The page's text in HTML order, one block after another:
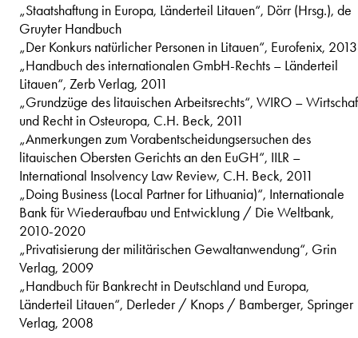
„Staatshaftung in Europa, Länderteil Litauen“, Dörr (Hrsg.), de
Gruyter Handbuch
„Der Konkurs natürlicher Personen in Litauen“, Eurofenix, 2013
„Handbuch des internationalen GmbH-Rechts – Länderteil
Litauen“, Zerb Verlag, 2011
„Grundzüge des litauischen Arbeitsrechts“, WIRO –
und Recht in Osteuropa, C.H. Beck, 2011
„Anmerkungen zum Vorabentscheidungsersuchen des
litauischen Obersten Gerichts an den EuGH“, IILR –
International Insolvency Law Review, C.H. Beck, 2011
„Doing Business (Local Partner for Lithuania)“, Internationale
Bank für Wiederaufbau und Entwicklung / Die Weltbank,
2010-2020
„Privatisierung der militärischen Gewaltanwendung“, Grin
Verlag, 2009
„Handbuch für Bankrecht in Deutschland und Europa,
Länderteil Litauen“, Derleder / Knops / Bamberger, Springer
Verlag, 2008